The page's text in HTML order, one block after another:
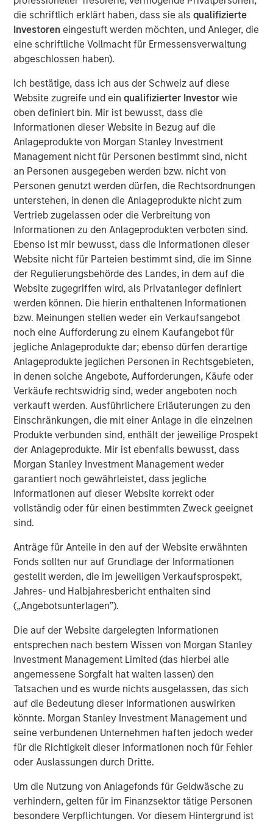
die schriftlich erklärt haben, dass sie alsqualifizierte
Investoren eingestuft werden möchten, und Anleger, die
eine schriftliche Vollmacht für Ermessensverwaltung
abgeschlossen haben).
Ich bestätige, dass ich aus der Schweiz auf diese
Website zugreife und ein qualifizierter Investor wie
oben definiert bin. Mir ist bewusst, dass die
Informationen dieser Website in Bezug auf die
Anlageprodukte von Morgan Stanley Investment
Management nicht für Personen bestimmt sind, nicht
an Personen ausgegeben werden bzw. nicht von
Personen genutzt werden dürfen, die Rechtsordnungen
unterstehen, in denen die Anlageprodukte nicht zum
Vertrieb zugelassen oder die Verbreitung von
Informationen zu den Anlageprodukten verboten sind.
Ebenso ist mir bewusst, dass die Informationen dieser
Website nicht für Parteien bestimmt sind, die im Sinne
der Regulierungsbehörde des Landes, in dem auf die
Website zugegriffen wird, als Privatanleger definiert
werden können. Die hierin enthaltenen Informationen
bzw. Meinungen stellen weder ein Verkaufsangebot
noch eine Aufforderung zu einem Kaufangebot für
jegliche Anlageprodukte dar; ebenso dürfen derartige
Anlageprodukte jeglichen Personen in Rechtsgebieten,
in denen solche Angebote, Aufforderungen, Käufe oder
Verkäufe rechtswidrig sind, weder angeboten noch
verkauft werden. Ausführlichere Erläuterungen zu den
Einschränkungen, die mit einer Anlage in die einzelnen
Produkte verbunden sind, enthält der jeweilige Prospekt
der Anlageprodukte. Mir ist ebenfalls bewusst, dass
Morgan Stanley Investment Management weder
garantiert noch gewährleistet, dass jegliche
Informationen auf dieser Website korrekt oder
vollständig oder für einen bestimmten Zweck geeignet
sind.
Anträge für Anteile in den auf der Website erwähnten
Fonds sollten nur auf Grundlage der Informationen
gestellt werden, die im jeweiligen Verkaufsprospekt,
Jahres- und Halbjahresbericht enthalten sind
(„Angebotsunterlagen”).
Die auf der Website dargelegten Informationen
entsprechen nach bestem Wissen von Morgan Stanley
Investment Management Limited (das hierbei alle
angemessene Sorgfalt hat walten lassen) den
Tatsachen und es wurde nichts ausgelassen, das sich
auf die Bedeutung dieser Informationen auswirken
könnte. Morgan Stanley Investment Management und
seine verbundenen Unternehmen haften jedoch weder
für die Richtigkeit dieser Informationen noch für Fehler
oder Auslassungen durch Dritte.
Um die Nutzung von Anlagefonds für Geldwäsche zu
verhindern, gelten für im Finanzsektor tätige Personen
besondere Verpflichtungen. Vor diesem Hintergrund ist
attractive market in its own right, with AUM now
approaching $500Bn. Growing nearly 2x faster than its
U.S. counterpart, it has now expanded to represent
approximately 30% of the global private credit market.
In an environment of elevated macroeconomic and
geopolitical uncertainty, ever increasing banking
regulations, and a possible end to “American
Exceptionalism,” European private credit offers a
compelling diversification opportunity.
U.S. investors allocating to European private credit are not
required to sacrifice return potential. Capital deployed in
European private credit could offer higher average credit
spreads while retaining the benefits of the U.S. dollar
(“USD”) base rate through currency hedging. Moreover,
European investors can allocate to their domestic
markets and protect themselves from potential USD
depreciation.
Through a comparative lens of European and U.S. private
credit markets, this publication seeks to highlight how
combining U.S. and European private credit allocations
enhances diversification, resilience and return potential
for investors.
For the Full Paper, Click on the Link Below.
Read Full Article
North America Private Credit
Integrated private credit platform across Direct Lending
and Opportunistic Credit strategies. Our experienced
team provides flexible, patient, long-term capital to
leading owner-operated and private equity-backed
businesses.
Ähnliche Einblicke
ARTIKEL
European Private Credit: Still an All-Weather
Asset Class?
ARTIKEL
Investing in European Private Credit
ARTIKEL
Private Credit Market Monitor - Q2 2026
The Author